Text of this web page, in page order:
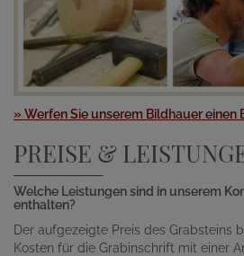
» Werfen Sie unserem Bildhauer
PREISE &
Welche Leistungen sind in unserem
enthalten?
Der aufgezeigte Preis des Grabsteins
Kosten für die Grabinschrift mit einer